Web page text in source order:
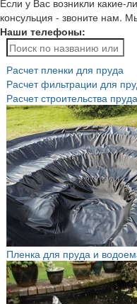
Если у Вас возникли
консульция - звоните нам.
Наши телефоны:
Расчет пленки для пруда
Расчет фильтрации для
Расчет строительства пруда
Пленка для пруда и